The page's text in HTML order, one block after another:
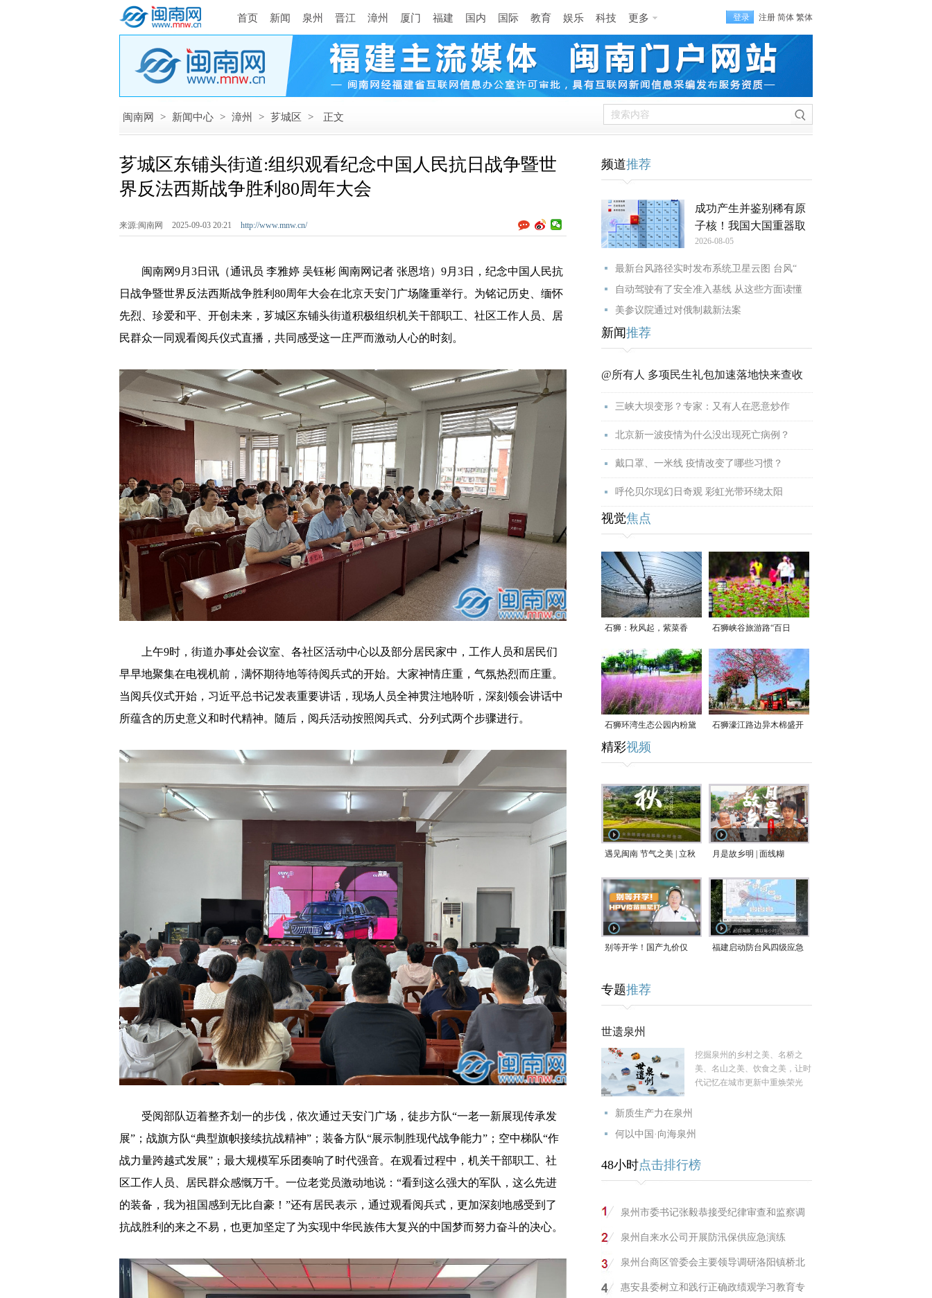
首页 新闻 泉州 晋江 漳州 厦门 福建 国内 国际 教育 娱乐 科技 更多 登录 注册 简体 繁体
闽南网 > 新闻中心 > 漳州 > 芗城区 > 正文
芗城区东铺头街道:组织观看纪念中国人民抗日战争暨世
界反法西斯战争胜利80周年大会
来源:闽南网 2025-09-03 20:21 http://www.mnw.cn/
闽南网9月3日讯（通讯员 李雅婷 吴钰彬 闽南网记者 张恩培）9月3日，纪念中国人民抗
日战争暨世界反法西斯战争胜利80周年大会在北京天安门广场隆重举行。为铭记历史、缅怀
先烈、珍爱和平、开创未来，芗城区东铺头街道积极组织机关干部职工、社区工作人员、居
民群众一同观看阅兵仪式直播，共同感受这一庄严而激动人心的时刻。
上午9时，街道办事处会议室、各社区活动中心以及部分居民家中，工作人员和居民们
早早地聚集在电视机前，满怀期待地等待阅兵式的开始。大家神情庄重，气氛热烈而庄重。
当阅兵仪式开始，习近平总书记发表重要讲话，现场人员全神贯注地聆听，深刻领会讲话中
所蕴含的历史意义和时代精神。随后，阅兵活动按照阅兵式、分列式两个步骤进行。
受阅部队迈着整齐划一的步伐，依次通过天安门广场，徒步方队“一老一新展现传承发
展”；战旗方队“典型旗帜接续抗战精神”；装备方队“展示制胜现代战争能力”；空中梯队“作
战力量跨越式发展”；最大规模军乐团奏响了时代强音。在观看过程中，机关干部职工、社
区工作人员、居民群众感慨万千。一位老党员激动地说：“看到这么强大的军队，这么先进
的装备，我为祖国感到无比自豪！”还有居民表示，通过观看阅兵式，更加深刻地感受到了
抗战胜利的来之不易，也更加坚定了为实现中华民族伟大复兴的中国梦而努力奋斗的决心。
频道推荐
成功产生并鉴别稀有原
子核！我国大国重器取
2026-08-05
最新台风路径实时发布系统卫星云图 台风“
自动驾驶有了安全准入基线 从这些方面读懂
美参议院通过对俄制裁新法案
新闻推荐
@所有人 多项民生礼包加速落地快来查收
三峡大坝变形？专家：又有人在恶意炒作
北京新一波疫情为什么没出现死亡病例？
戴口罩、一米线 疫情改变了哪些习惯？
呼伦贝尔现幻日奇观 彩虹光带环绕太阳
视觉焦点
石狮：秋风起，紫菜香 石狮峡谷旅游路“百日
草”争相斗艳
石狮环湾生态公园内粉黛
乱子草盛放
石狮濠江路边异木棉盛开
精彩视频
遇见闽南 节气之美 | 立秋 月是故乡明 | 面线糊
别等开学！国产九价仅
紧打
福建启动防台风四级应急
专题推荐
世遗泉州
挖掘泉州的乡村之美、名桥之
美、名山之美、饮食之美，让时
代记忆在城市更新中重焕荣光
新质生产力在泉州
何以中国·向海泉州
48小时点击排行榜
泉州市委书记张毅恭接受纪律审查和监察调
泉州自来水公司开展防汛保供应急演练
泉州台商区管委会主要领导调研洛阳镇桥北
惠安县委树立和践行正确政绩观学习教育专